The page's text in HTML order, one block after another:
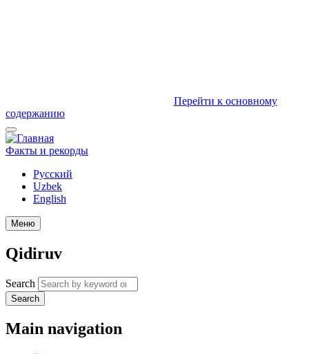
Перейти к основному
содержанию
Факты и рекорды
Русский
Uzbek
English
Меню
Qidiruv
Search
Search
Main navigation